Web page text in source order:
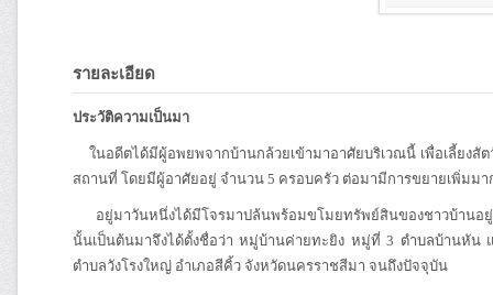
รายละเอียด
ประวัติความเป็นมา
ในอดีตได้มีผู้อพยพจากบ้านกล้วยเข้ามาอาศัยบริเวณนี้ เพื่อเลี้ยงสั
สถานที่ โดยมีผู้อาศัยอยู่ จำนวน 5 ครอบครัว ต่อมามีการขยายเพิ่มม
อยู่มาวันหนึ่งได้มีโจรมาปล้นพร้อมขโมยทรัพย์สินของชาวบ้านอยู่บ่
นั้นเป็นต้นมาจึงได้ตั้งชื่อว่า หมู่บ้านค่ายทะยิง หมู่ที่ 3 ตำบลบ้านหัน
ตำบลวังโรงใหญ่ อำเภอสีคิ้ว จังหวัดนครราชสีมา จนถึงปัจจุบัน